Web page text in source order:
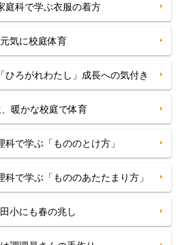
庭科で学ぶ衣服の着方
気に校庭体育
ひろがれわたし」成長への気付き
暖かな校庭で体育
で学ぶ「もののとけ方」
で学ぶ「もののあたたまり方」
小にも春の兆し